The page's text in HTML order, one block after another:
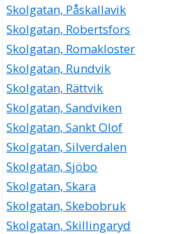
Skolgatan, Påskallavik
Skolgatan, Robertsfors
Skolgatan, Romakloster
Skolgatan, Rundvik
Skolgatan, Rättvik
Skolgatan, Sandviken
Skolgatan, Sankt Olof
Skolgatan, Silverdalen
Skolgatan, Sjöbo
Skolgatan, Skara
Skolgatan, Skebobruk
Skolgatan, Skillingaryd